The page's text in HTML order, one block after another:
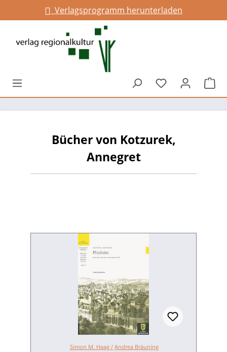
springenVerlagsprogramm herunterladen
Du hast 0
Bücher von Kotzurek,
Annegret
Simon M. Haag / Andrea Bräuning